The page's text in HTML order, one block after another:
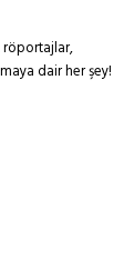
dair her şey!